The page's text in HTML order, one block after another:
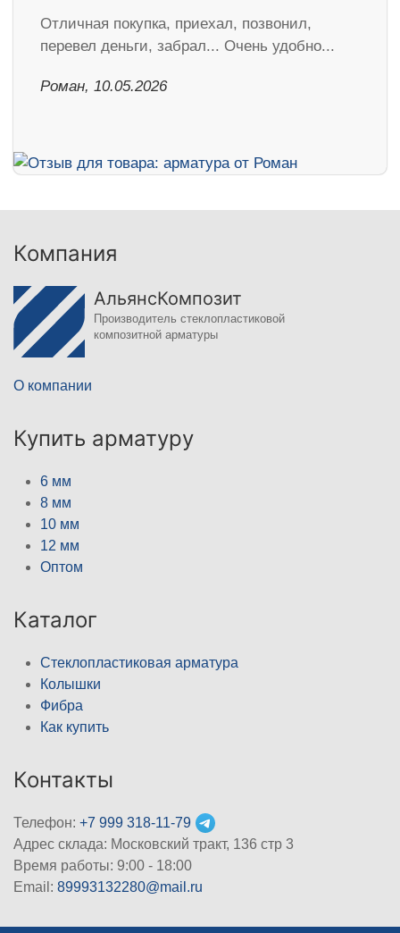
Отличная покупка, приехал, позвонил,
перевел деньги, забрал... Очень удобно...
Роман, 10.05.2026
Компания
АльянсКомпозит
Производитель стеклопластиковой
композитной арматуры
О компании
Купить арматуру
6 мм
8 мм
10 мм
12 мм
Оптом
Каталог
Стеклопластиковая арматура
Колышки
Фибра
Как купить
Контакты
Телефон: +7 999 318-11-79
Адрес склада: Московский тракт, 136 стр 3
Время работы: 9:00 - 18:00
Email: 89993132280@mail.ru